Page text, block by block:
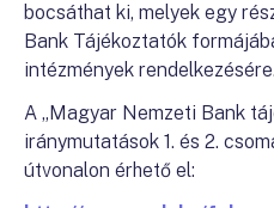
bocsáthat ki, melyek egy
Bank Tájékoztatók
intézmények rendelkezésére.
A „Magyar Nemzeti Bank
iránymutatások 1. és 2.
útvonalon érhető el: